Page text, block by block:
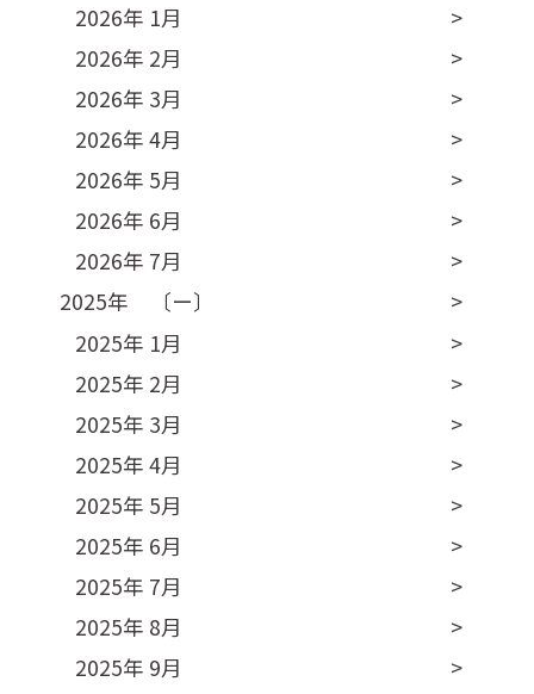
2026年 1月
2026年 2月
2026年 3月
2026年 4月
2026年 5月
2026年 6月
2026年 7月
2025年 〔ー〕
2025年 1月
2025年 2月
2025年 3月
2025年 4月
2025年 5月
2025年 6月
2025年 7月
2025年 8月
2025年 9月